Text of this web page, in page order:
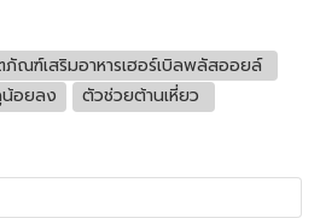
ณฑ์เสริมอาหารเฮอร์เบิลพลัสออยล์
อยลง
ตัวช่วยต้านเหี่ยว